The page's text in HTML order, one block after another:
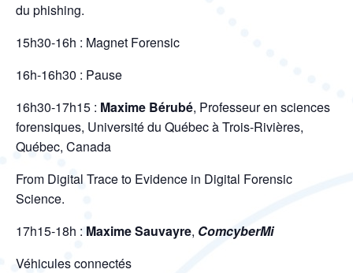
du phishing.
15h30-16h : Magnet Forensic
16h-16h30 : Pause
16h30-17h15 : Maxime Bérubé, Professeur en sciences
forensiques, Université du Québec à Trois-Rivières,
Québec, Canada
From Digital Trace to Evidence in Digital Forensic
Science.
17h15-18h : Maxime Sauvayre, ComcyberMi
Véhicules connectés